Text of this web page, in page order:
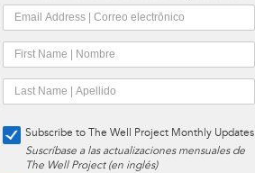
Subscribe to The Well Project Monthly Updates
Suscríbase a las actualizaciones mensuales de
The Well Project (en inglés)